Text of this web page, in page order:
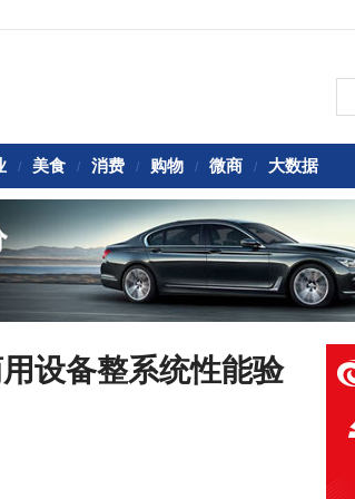
/ 美食 / 消费 / 购物 / 微商 / 大数据
设备整系统性能验